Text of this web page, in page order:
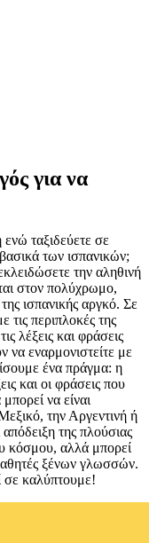
για να
ταξιδεύετε σε
των ισπανικών;
την αληθινή
στον πολύχρωμο,
ισπανικής αργκό. Σε
περιπλοκές της
λέξεις και φράσεις
εναρμονιστείτε με
ένα πράγμα: η
και οι φράσεις που
να είναι
την Αργεντινή ή
της πλούσιας
κόσμου, αλλά μπορεί
ξένων γλωσσών.
σε καλύπτουμε!